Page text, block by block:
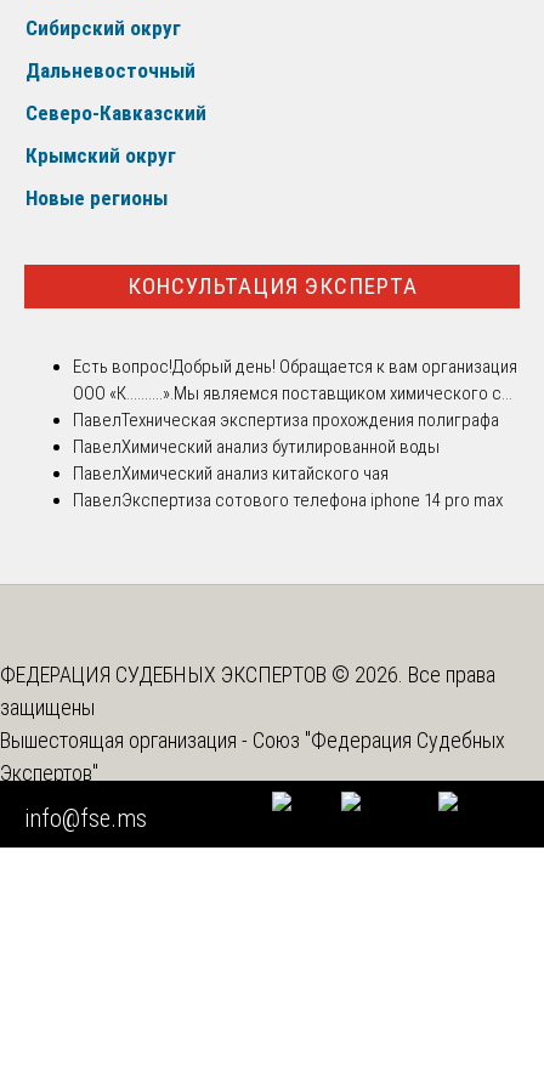
Сибирский округ
Дальневосточный
Северо-Кавказский
Крымский округ
Новые регионы
КОНСУЛЬТАЦИЯ ЭКСПЕРТА
Есть вопрос!Добрый день! Обращается к вам организация
ООО «К..........».Мы являемся поставщиком химического с...
ПавелТехническая экспертиза прохождения полиграфа
ПавелХимический анализ бутилированной воды
ПавелХимический анализ китайского чая
ПавелЭкспертиза сотового телефона iphone 14 pro max
ФЕДЕРАЦИЯ СУДЕБНЫХ ЭКСПЕРТОВ © 2026. Все права
защищены
Вышестоящая организация - Союз "Федерация Судебных
Экспертов"
info@fse.ms